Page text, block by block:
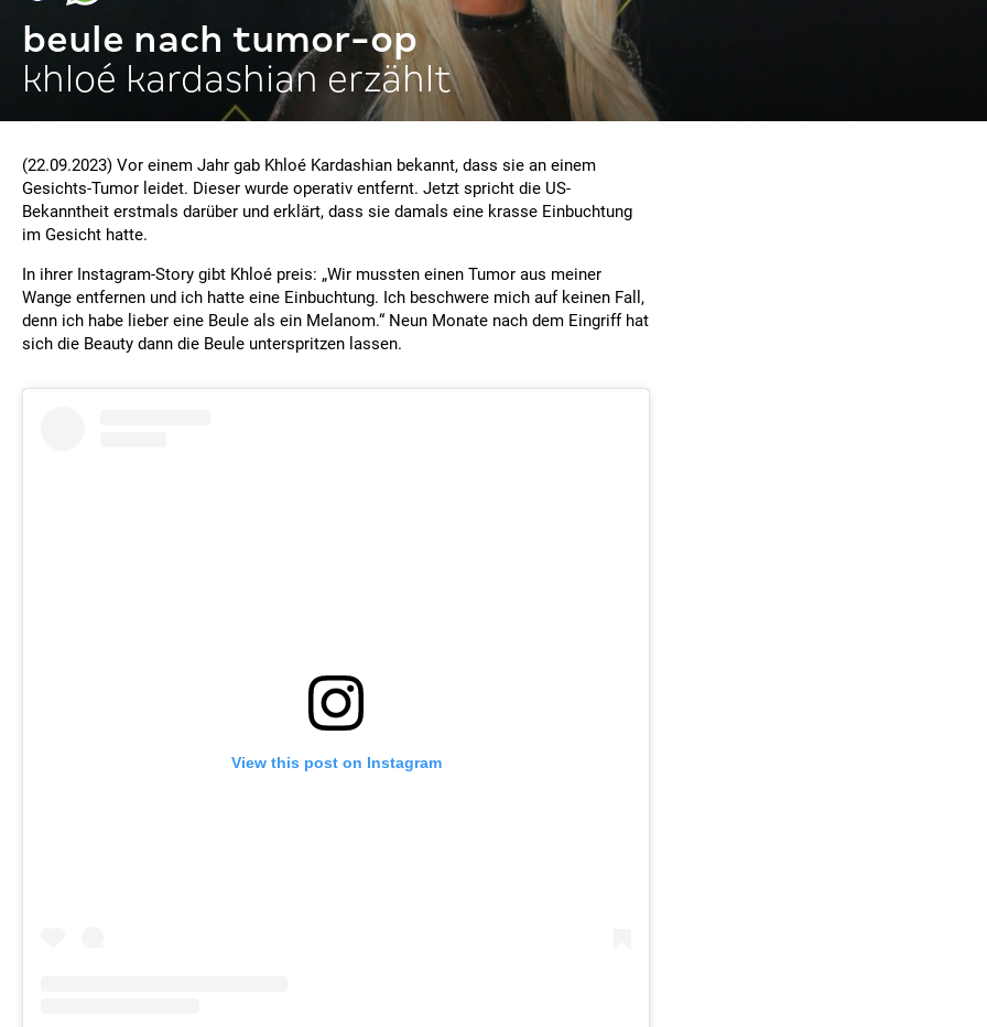
beule nach tumor-op
khloé kardashian erzählt
(22.09.2023) Vor einem Jahr gab Khloé Kardashian bekannt, dass sie an einem
Gesichts-Tumor leidet. Dieser wurde operativ entfernt. Jetzt spricht die US-
Bekanntheit erstmals darüber und erklärt, dass sie damals eine krasse Einbuchtung
im Gesicht hatte.
In ihrer Instagram-Story gibt Khloé preis: „Wir mussten einen Tumor aus meiner
Wange entfernen und ich hatte eine Einbuchtung. Ich beschwere mich auf keinen Fall,
denn ich habe lieber eine Beule als ein Melanom.“ Neun Monate nach dem Eingriff hat
sich die Beauty dann die Beule unterspritzen lassen.
View this post on Instagram